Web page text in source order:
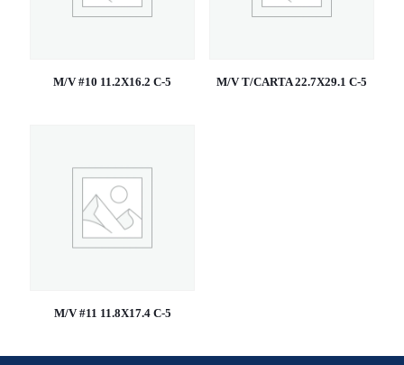
M/V #10 11.2X16.2 C-5 M/V T/CARTA 22.7X29.1 C-5
M/V #11 11.8X17.4 C-5